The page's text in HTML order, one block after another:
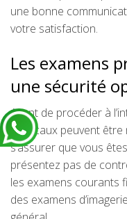
une bonne
votre satisfaction.
Les examens
une sécurité
Avant de procéder à
médicaux peuvent
s’assurer que vous
présentez pas de
les examens courants
des examens